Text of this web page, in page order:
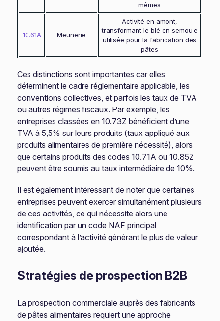
mêmes
10.61A Meunerie
Activité en amont,
transformant le blé en semoule
utilisée pour la fabrication des
pâtes
Ces distinctions sont importantes car elles
déterminent le cadre réglementaire applicable, les
conventions collectives, et parfois les taux de TVA
ou autres régimes fiscaux. Par exemple, les
entreprises classées en 10.73Z bénéficient d’une
TVA à 5,5% sur leurs produits (taux appliqué aux
produits alimentaires de première nécessité), alors
que certains produits des codes 10.71A ou 10.85Z
peuvent être soumis au taux intermédiaire de 10%.
Il est également intéressant de noter que certaines
entreprises peuvent exercer simultanément plusieurs
de ces activités, ce qui nécessite alors une
identification par un code NAF principal
correspondant à l’activité générant le plus de valeur
ajoutée.
Stratégies de prospection B2B
La prospection commerciale auprès des fabricants
de pâtes alimentaires requiert une approche